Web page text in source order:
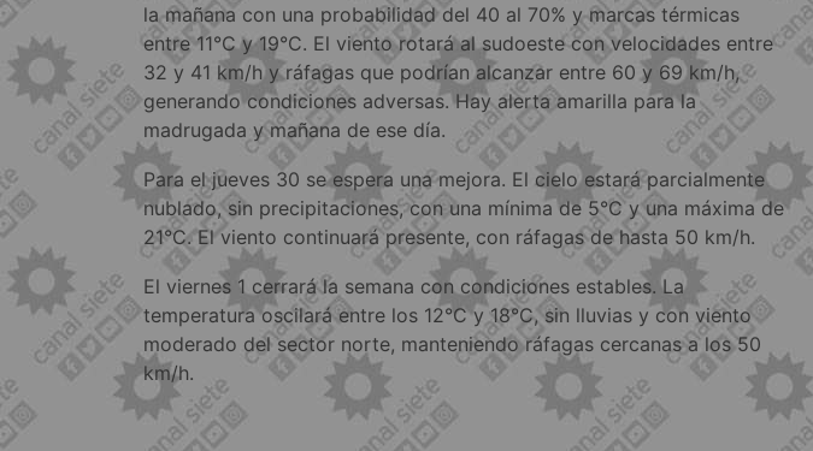
la mañana con una probabilidad del 40 al 70% y marcas térmicas
entre 11°C y 19°C. El viento rotará al sudoeste con velocidades entre
32 y 41 km/h y ráfagas que podrían alcanzar entre 60 y 69 km/h,
generando condiciones adversas. Hay alerta amarilla para la
madrugada y mañana de ese día.
Para el jueves 30 se espera una mejora. El cielo estará parcialmente
nublado, sin precipitaciones, con una mínima de 5°C y una máxima de
21°C. El viento continuará presente, con ráfagas de hasta 50 km/h.
El viernes 1 cerrará la semana con condiciones estables. La
temperatura oscilará entre los 12°C y 18°C, sin lluvias y con viento
moderado del sector norte, manteniendo ráfagas cercanas a los 50
km/h.